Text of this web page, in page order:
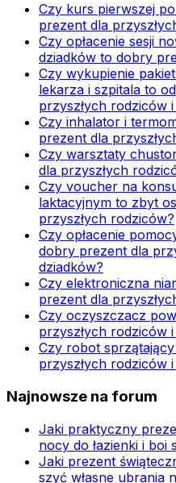
Czy kurs pierwszej
prezent dla
Czy opłacenie sesji
dziadków to dobry
Czy wykupienie
lekarza i szpitala to
przyszłych rodziców
Czy inhalator i
prezent dla
Czy warsztaty
dla przyszłych
Czy voucher na
laktacyjnym to zbyt
przyszłych rodziców?
Czy opłacenie
dobry prezent dla
dziadków?
Czy elektroniczna
prezent dla
Czy oczyszczacz
przyszłych rodziców
Czy robot
przyszłych rodziców
Najnowsze na forum
Jaki praktyczny
nocy do łazienki i boi
Jaki prezent
szyć własne ubrania